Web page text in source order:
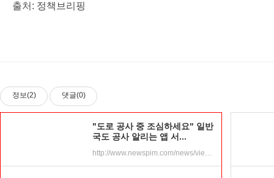
출처: 정책브리핑
정보(2) 댓글(0)
"도로 공사 중 조심하세요" 일반
국도 공사 알리는 앱 서...
http://www.newspim.com/news/view/20190718000338